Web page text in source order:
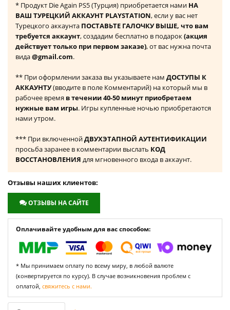
* Продукт Die Again PS5 (Турция) приобретается нами НА
ВАШ ТУРЕЦКИЙ АККАУНТ PLAYSTATION, если у вас нет
Турецкого аккаунта ПОСТАВЬТЕ ГАЛОЧКУ ВЫШЕ, что вам
требуется аккаунт, создадим бесплатно в подарок(акция
действует только при первом заказе), от вас нужна почта
вида@gmail.com.
** При оформлении заказа вы указываете нам ДОСТУПЫ К
АККАУНТУ(вводите в поле Комментарий) на который мы в
рабочее время в течении 40-50 минут приобретаем
нужные вам игры. Игры купленные ночью приобретаются
нами утром.
*** При включеннойДВУХЭТАПНОЙ АУТЕНТИФИКАЦИИ
просьба заранее в комментарии выслать КОД
ВОССТАНОВЛЕНИЯ для мгновенного входа в аккаунт.
Отзывы наших клиентов:
ОТЗЫВЫ НА САЙТЕ
Оплачивайте удобным для вас способом:
* Мы принимаем оплату по всему миру, в любой валюте
(конвертируется по курсу). В случае возникновения проблем с
оплатой, свяжитесь с нами.